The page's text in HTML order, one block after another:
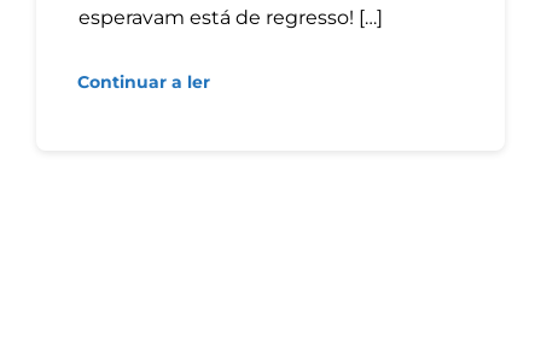
esperavam está de regresso! […]
Continuar a ler